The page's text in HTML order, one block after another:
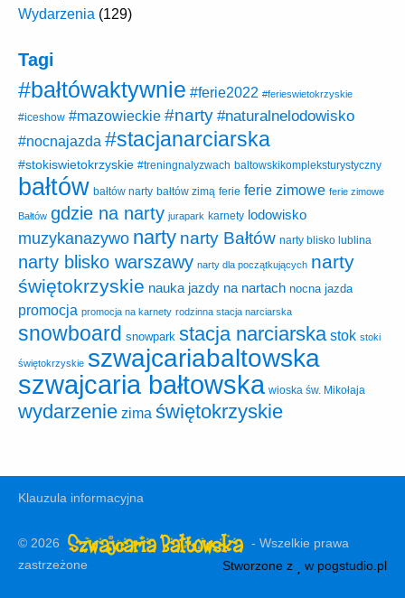
Wydarzenia (129)
Tagi
#bałtówaktywnie #ferie2022 #ferieswietokrzyskie
#iceshow #mazowieckie #narty #naturalnelodowisko
#nocnajazda #stacjanarciarska
#stokiswietokrzyskie #treningnalyzwach baltowskikompleksturystyczny
bałtów bałtów narty bałtów zimą ferie ferie zimowe ferie zimowe
Bałtów gdzie na narty jurapark karnety lodowisko
muzykanazywo narty narty Bałtów narty blisko lublina
narty blisko warszawy narty dla początkujących narty
świętokrzyskie nauka jazdy na nartach nocna jazda
promocja promocja na karnety rodzinna stacja narciarska
snowboard snowpark stacja narciarska stok stoki
świętokrzyskie szwajcariabaltowska
szwajcaria bałtowska wioska św. Mikołaja
wydarzenie zima świętokrzyskie
Klauzula informacyjna
© 2026
- Wszelkie prawa
zastrzeżone
Stworzone z w pogstudio.pl